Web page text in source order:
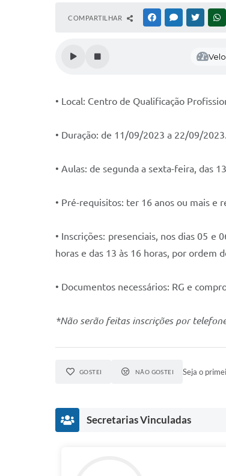
COMPARTILHAR FACEBOOKMESSENGER
TWITTER
• Local: Centro de Qualificação
• Duração: de 11/09/2023 a 22/09/2023.
• Aulas: de segunda a sexta-feira, das
• Pré-requisitos: ter 16 anos ou mais e
• Inscrições: presenciais, nos dias 05
horas e das 13 às 16 horas, por ordem
• Documentos necessários: RG e
*Não serão feitas inscrições por
GOSTEI NÃO GOSTEI Seja o
Secretarias Vinculadas